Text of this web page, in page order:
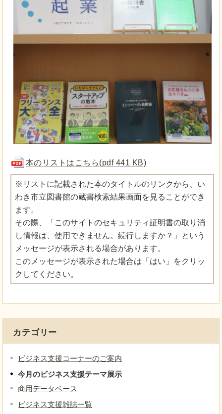
本のリストはこちら(pdf 441 KB)
※リストに記載された本のタイトルのリンクから、い
わき市立図書館の蔵書検索結果画面を見ることができ
ます。
その際、「このサイトのセキュリティ証明書の取り消
し情報は、使用できません。続行しますか？」という
メッセージが表示される場合があります。
このメッセージが表示された場合は「はい」をクリッ
クしてください。
カテゴリー
ビジネス支援コーナーのご案内
今月のビジネス支援テーマ展示
商用データベース
ビジネス支援雑誌一覧